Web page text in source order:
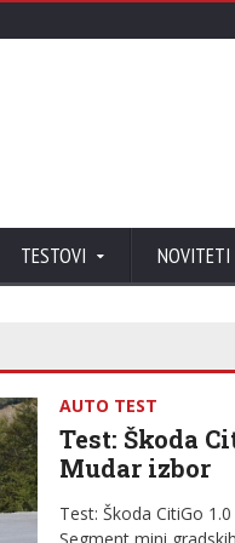
TESTOVI NOVITETI
AUTO TEST
Test: Škoda
Mudar izbor
Test: Škoda CitiGo